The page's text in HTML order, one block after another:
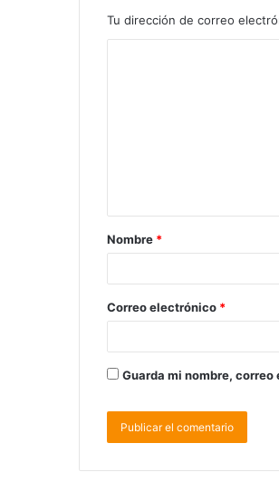
Tu dirección de correo
Nombre *
Correo electrónico *
Guarda mi nombre,